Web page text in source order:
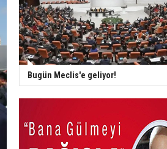
Bugün Meclis'e geliyor!